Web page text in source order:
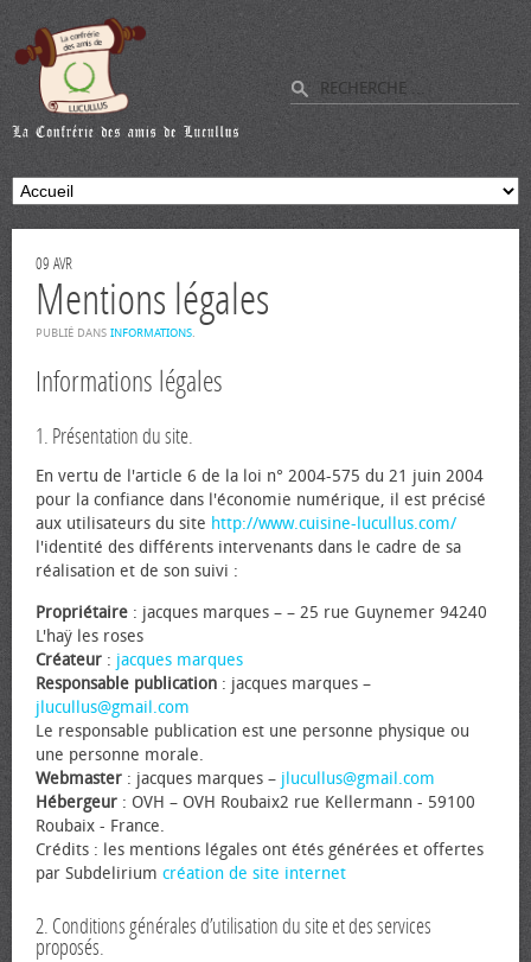
09 AVR
Mentions légales
PUBLIÉ DANS INFORMATIONS.
Informations légales
1. Présentation du site.
En vertu de l'article 6 de la loi n° 2004-575 du 21 juin 2004
pour la confiance dans l'économie numérique, il est précisé
aux utilisateurs du site http://www.cuisine-lucullus.com/
l'identité des différents intervenants dans le cadre de sa
réalisation et de son suivi :
Propriétaire : jacques marques – – 25 rue Guynemer 94240
L'haÿ les roses
Créateur : jacques marques
Responsable publication : jacques marques –
jlucullus@gmail.com
Le responsable publication est une personne physique ou
une personne morale.
Webmaster : jacques marques – jlucullus@gmail.com
Hébergeur : OVH – OVH Roubaix2 rue Kellermann - 59100
Roubaix - France.
Crédits : les mentions légales ont étés générées et offertes
par Subdelirium création de site internet
2. Conditions générales d’utilisation du site et des services
proposés.